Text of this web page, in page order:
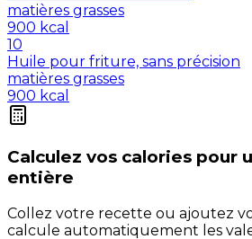
matières grasses
900 kcal
10
Huile pour friture, sans précision
matières grasses
900 kcal
Calculez vos calories pour
entière
Collez votre recette ou ajoutez
calcule automatiquement les